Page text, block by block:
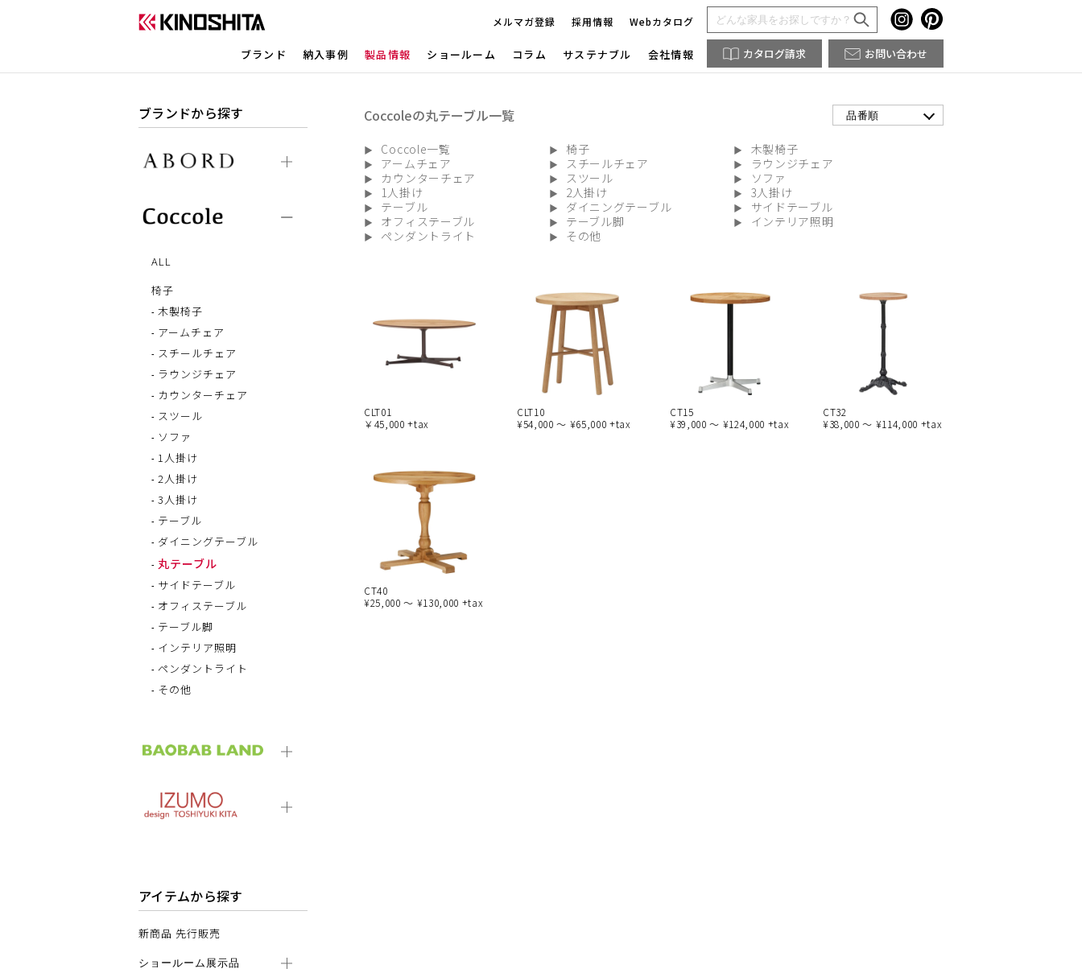
メルマガ登録 採用情報 Webカタログ
ブランド 納入事例 製品情報 ショールーム コラム サステナブル 会社情報 カタログ請求 お問い合わせ
Coccoleの丸テーブル一覧 品番順
Coccole一覧 椅子
木製椅子
アームチェア
スチールチェア
ラウンジチェア
カウンターチェア
スツール
ソファ
1人掛け
2人掛け
3人掛け
テーブル
ダイニングテーブル
サイドテーブル
オフィステーブル
テーブル脚
インテリア照明
ペンダントライト
その他
CLT01
￥45,000 +tax
CLT10
¥54,000 ～ ¥65,000 +tax
CT15
¥39,000 ～ ¥124,000 +tax
CT32
¥38,000 ～ ¥114,000 +tax
CT40
¥25,000 ～ ¥130,000 +tax
ブランドから探す
ALL
椅子
木製椅子
アームチェア
スチールチェア
ラウンジチェア
カウンターチェア
スツール
ソファ
1人掛け
2人掛け
3人掛け
テーブル
ダイニングテーブル
丸テーブル
サイドテーブル
オフィステーブル
テーブル脚
インテリア照明
ペンダントライト
その他
アイテムから探す
新商品 先行販売
ショールーム展示品